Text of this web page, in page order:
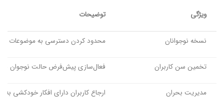
ویژگی توضیحات
نسخه نوجوانان محدود کردن دسترسی به موضوعات حساس
تخمین سن کاربران فعال‌سازی پیش‌فرض حالت نوجوان
مدیریت بحران ارجاع کاربران دارای افکار خودکشی به